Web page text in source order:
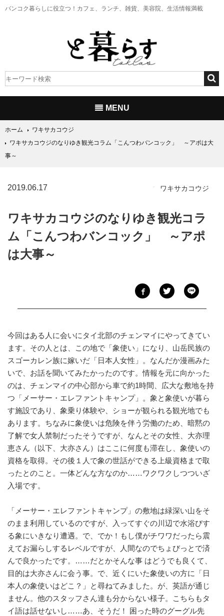
バンコク暮らしに役立つ！ カフェ、ランチ、雑貨、美容院、生活情報満載
MENU
ホーム
ワキサカコウジ
ワキサカコウジのなりゆき観光コラム「こんつわバンコック」 ～アポは大
事～
2019.06.17 ワキサカコウジ
ワキサカコウジのなりゆき観光コラ
ム「こんつわバンコック」 ～アポ
は大事～
今回はある人に会いにタイ北部のチェンマイにやってきてい
ます。その人とは、この地で「象使い」になり、山岳民族の
スゴーカレン族に嫁いだ「日本人女性」。なんだか漫画みた
いで、お話を聞いてみたかったのです。情報を元に向かった
のは、チェンマイの中心部から車で約1時間、広大な敷地を持
つ「メーサー・エレファントキャンプ」。象と象使いが暮ら
す施設であり、象乗り体験や、ショーが観られる観光地でも
あります。ちなみに象使いは危険を伴う労働のため、暗黙の
了解で女人禁制だったそうですが、なんとその女性、大亦理
恵さん（以下、大亦さん）はここに何度も滞在し、象使いの
資格を取得。その後１人で象の世話ができる上級資格まで取
ったとのこと。一体どんな方なのか……ワクワクしつついざ
入場です。
「メーサー・エレファントキャンプ」の敷地は緑深い山をそ
のまま利用しているのですが、入ってすぐの川辺で水浴びす
る象にいきなり遭遇。で、でか！もし僕がチワワだったら震
えてお漏らしするレベルですが、人間なのでちょびっとで済
んで良かったです。……だとかそんな事 はどうでも良くて、
目的は大亦さんに会う事。で、近くにいた象使いの方に「日
本人の象使いはどこ？」と尋ねてみました。が、英語が通じ
ません。他のスタッフさん達も分からない様子。こちらもタ
イ語は話せないし……あ、そうだ！ 困った時のグーグル先